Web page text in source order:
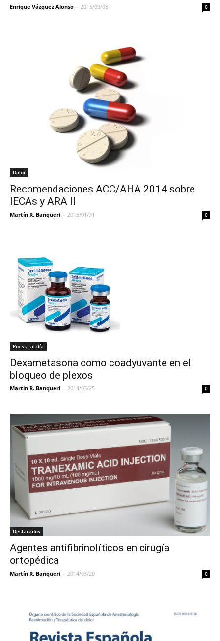
Enrique Vázquez Alonso - 2015/09/08 0
Dolor
Recomendaciones ACC/AHA 2014 sobre
IECAs y ARA II
Martín R. Banqueri - 2015/01/31 0
Puesta al día
Dexametasona como coadyuvante en el
bloqueo de plexos
Martín R. Banqueri - 2014/03/25 0
Destacados
Agentes antifibrinolíticos en cirugía
ortopédica
Martín R. Banqueri - 2014/03/20 0